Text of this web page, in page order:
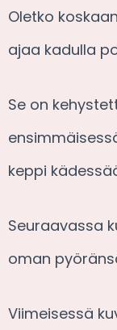
Oletko
ajaa kadulla
Se on
keppi
Seuraavassa
oman
Viimeisessä